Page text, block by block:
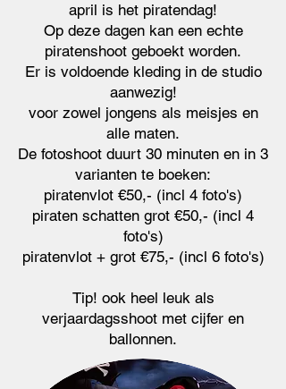
april is het piratendag!
Op deze dagen kan een echte
piratenshoot geboekt worden.
Er is voldoende kleding in de studio
aanwezig!
voor zowel jongens als meisjes en
alle maten.
De fotoshoot duurt 30 minuten en in 3
varianten te boeken:
piratenvlot €50,- (incl 4 foto's)
piraten schatten grot €50,- (incl 4
foto's)
piratenvlot + grot €75,- (incl 6 foto's)
Tip! ook heel leuk als
verjaardagsshoot met cijfer en
ballonnen.